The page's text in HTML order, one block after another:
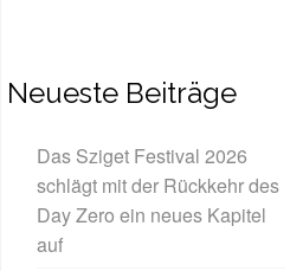
Neueste Beiträge
Das Sziget Festival 2026
schlägt mit der Rückkehr des
Day Zero ein neues Kapitel
auf